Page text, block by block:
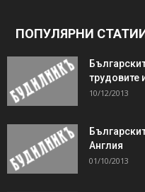
ПОПУЛЯРНИ
трудовите
10/12/2013
Англия
01/10/2013